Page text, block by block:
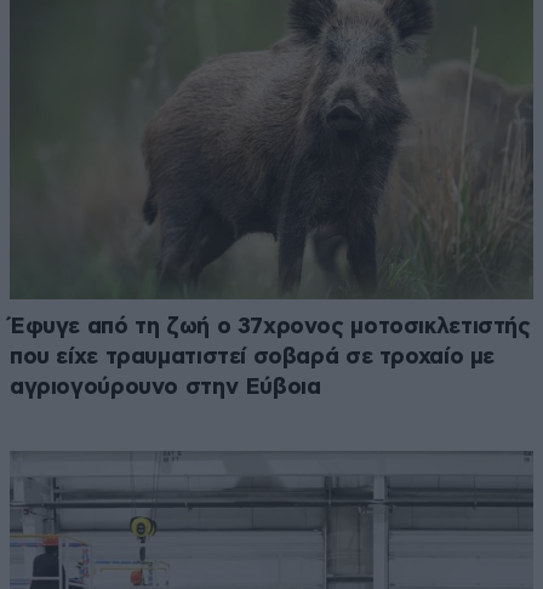
Έφυγε από τη ζωή ο 37χρονος μοτοσικλετιστής
που είχε τραυματιστεί σοβαρά σε τροχαίο με
αγριογούρουνο στην Εύβοια